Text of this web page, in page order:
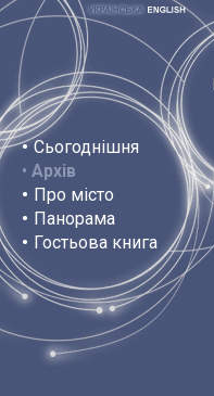
• Сьогоднішня
• Архів
• Про місто
• Панорама
• Гостьова книга